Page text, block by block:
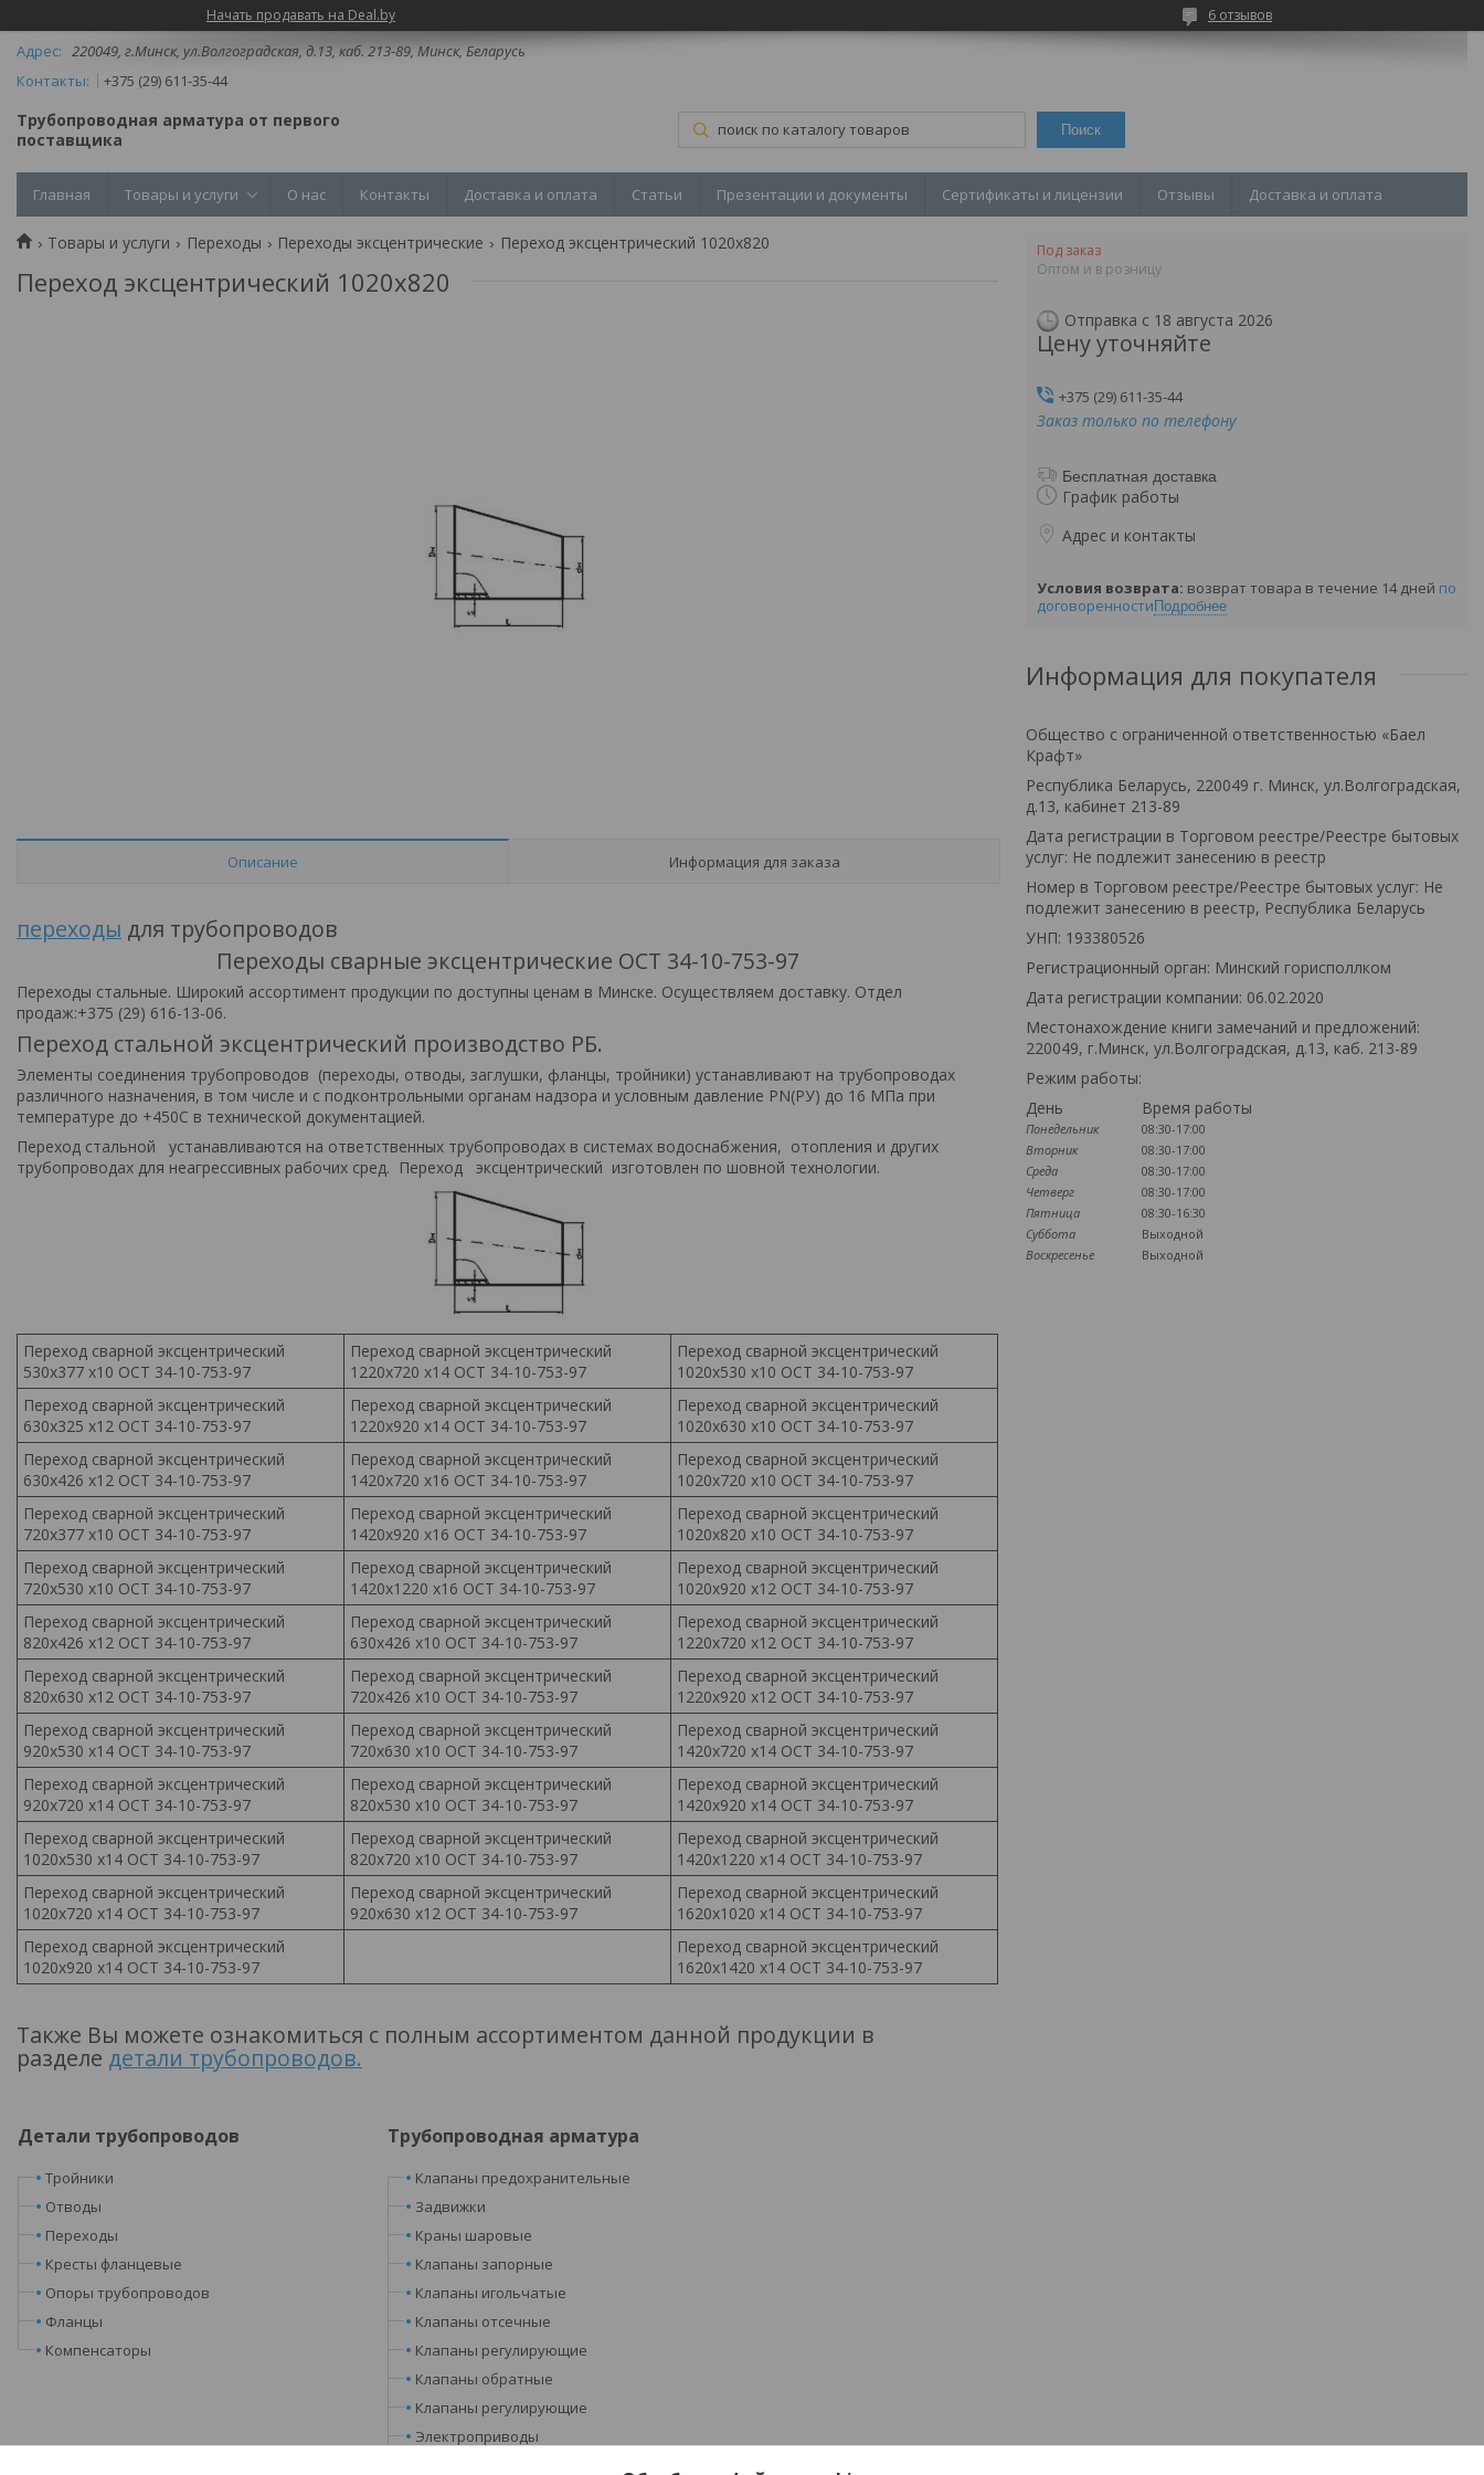
Начать продавать на Deal.by 6 отзывов
220049, г.Минск, ул.Волгоградская, д.13, каб. 213-89, Минск, Беларусь
+375 (29) 611-35-44
Трубопроводная арматура от первого
поставщика
Поиск
Главная Товары и услуги О нас Контакты Доставка и оплата Статьи Презентации и документы Сертификаты и лицензии Отзывы Доставка и оплата
Товары и услуги Переходы Переходы эксцентрические Переход эксцентрический 1020х820
Переход эксцентрический 1020х820
Описание Информация для заказа
переходы для трубопроводов
Переходы сварные эксцентрические ОСТ 34-10-753-97
Переходы стальные. Широкий ассортимент продукции по доступны ценам в Минске. Осуществляем доставку. Отдел
продаж:+375 (29) 616-13-06.
Переход стальной эксцентрический производство РБ.
Элементы соединения трубопроводов (переходы, отводы, заглушки, фланцы, тройники) устанавливают на трубопроводах
различного назначения, в том числе и с подконтрольными органам надзора и условным давление PN(PУ) до 16 МПа при
температуре до +450С в технической документацией.
Переход стальной устанавливаются на ответственных трубопроводах в системах водоснабжения, отопления и других
трубопроводах для неагрессивных рабочих сред. Переход эксцентрический изготовлен по шовной технологии.
Переход сварной эксцентрический
530х377 х10 ОСТ 34-10-753-97
Переход сварной эксцентрический
1220х720 х14 ОСТ 34-10-753-97
Переход сварной эксцентрический
1020х530 х10 ОСТ 34-10-753-97
Переход сварной эксцентрический
630х325 х12 ОСТ 34-10-753-97
Переход сварной эксцентрический
1220х920 х14 ОСТ 34-10-753-97
Переход сварной эксцентрический
1020х630 х10 ОСТ 34-10-753-97
Переход сварной эксцентрический
630х426 х12 ОСТ 34-10-753-97
Переход сварной эксцентрический
1420х720 х16 ОСТ 34-10-753-97
Переход сварной эксцентрический
1020х720 х10 ОСТ 34-10-753-97
Переход сварной эксцентрический
720х377 х10 ОСТ 34-10-753-97
Переход сварной эксцентрический
1420х920 х16 ОСТ 34-10-753-97
Переход сварной эксцентрический
1020х820 х10 ОСТ 34-10-753-97
Переход сварной эксцентрический
720х530 х10 ОСТ 34-10-753-97
Переход сварной эксцентрический
1420х1220 х16 ОСТ 34-10-753-97
Переход сварной эксцентрический
1020х920 х12 ОСТ 34-10-753-97
Переход сварной эксцентрический
820х426 х12 ОСТ 34-10-753-97
Переход сварной эксцентрический
630х426 х10 ОСТ 34-10-753-97
Переход сварной эксцентрический
1220х720 х12 ОСТ 34-10-753-97
Переход сварной эксцентрический
820х630 х12 ОСТ 34-10-753-97
Переход сварной эксцентрический
720х426 х10 ОСТ 34-10-753-97
Переход сварной эксцентрический
1220х920 х12 ОСТ 34-10-753-97
Переход сварной эксцентрический
920х530 х14 ОСТ 34-10-753-97
Переход сварной эксцентрический
720х630 х10 ОСТ 34-10-753-97
Переход сварной эксцентрический
1420х720 х14 ОСТ 34-10-753-97
Переход сварной эксцентрический
920х720 х14 ОСТ 34-10-753-97
Переход сварной эксцентрический
820х530 х10 ОСТ 34-10-753-97
Переход сварной эксцентрический
1420х920 х14 ОСТ 34-10-753-97
Переход сварной эксцентрический
1020х530 х14 ОСТ 34-10-753-97
Переход сварной эксцентрический
820х720 х10 ОСТ 34-10-753-97
Переход сварной эксцентрический
1420х1220 х14 ОСТ 34-10-753-97
Переход сварной эксцентрический
1020х720 х14 ОСТ 34-10-753-97
Переход сварной эксцентрический
920х630 х12 ОСТ 34-10-753-97
Переход сварной эксцентрический
1620х1020 х14 ОСТ 34-10-753-97
Переход сварной эксцентрический
1020х920 х14 ОСТ 34-10-753-97
Переход сварной эксцентрический
1620х1420 х14 ОСТ 34-10-753-97
Также Вы можете ознакомиться с полным ассортиментом данной продукции в
разделе детали трубопроводов.
Под заказ
Оптом и в розницу
Отправка с 18 августа 2026
Цену уточняйте
+375 (29) 611-35-44
Заказ только по телефону
Бесплатная доставка
График работы
Адрес и контакты
возврат товара в течение 14 дней по
договоренности Подробнее
Информация для покупателя
Общество с ограниченной ответственностью «Баел
Крафт»
Республика Беларусь, 220049 г. Минск, ул.Волгоградская,
д.13, кабинет 213-89
Дата регистрации в Торговом реестре/Реестре бытовых
услуг: Не подлежит занесению в реестр
Номер в Торговом реестре/Реестре бытовых услуг: Не
подлежит занесению в реестр, Республика Беларусь
УНП: 193380526
Регистрационный орган: Минский горисполлком
Дата регистрации компании: 06.02.2020
Местонахождение книги замечаний и предложений:
220049, г.Минск, ул.Волгоградская, д.13, каб. 213-89
Режим работы:
День
Время работы
Понедельник
08:30-17:00
Вторник
08:30-17:00
Среда
08:30-17:00
Четверг
08:30-17:00
Пятница
08:30-16:30
Суббота
Выходной
Воскресенье
Выходной
Детали трубопроводов
Тройники
Отводы
Переходы
Кресты фланцевые
Опоры трубопроводов
Фланцы
Компенсаторы
Трубопроводная арматура
Клапаны предохранительные
Задвижки
Краны шаровые
Клапаны запорные
Клапаны игольчатые
Клапаны отсечные
Клапаны регулирующие
Клапаны обратные
Клапаны регулирующие
Электроприводы